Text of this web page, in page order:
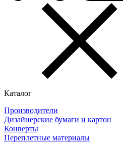
Каталог
Производители
Дизайнерские бумаги и картон
Конверты
Переплетные материалы